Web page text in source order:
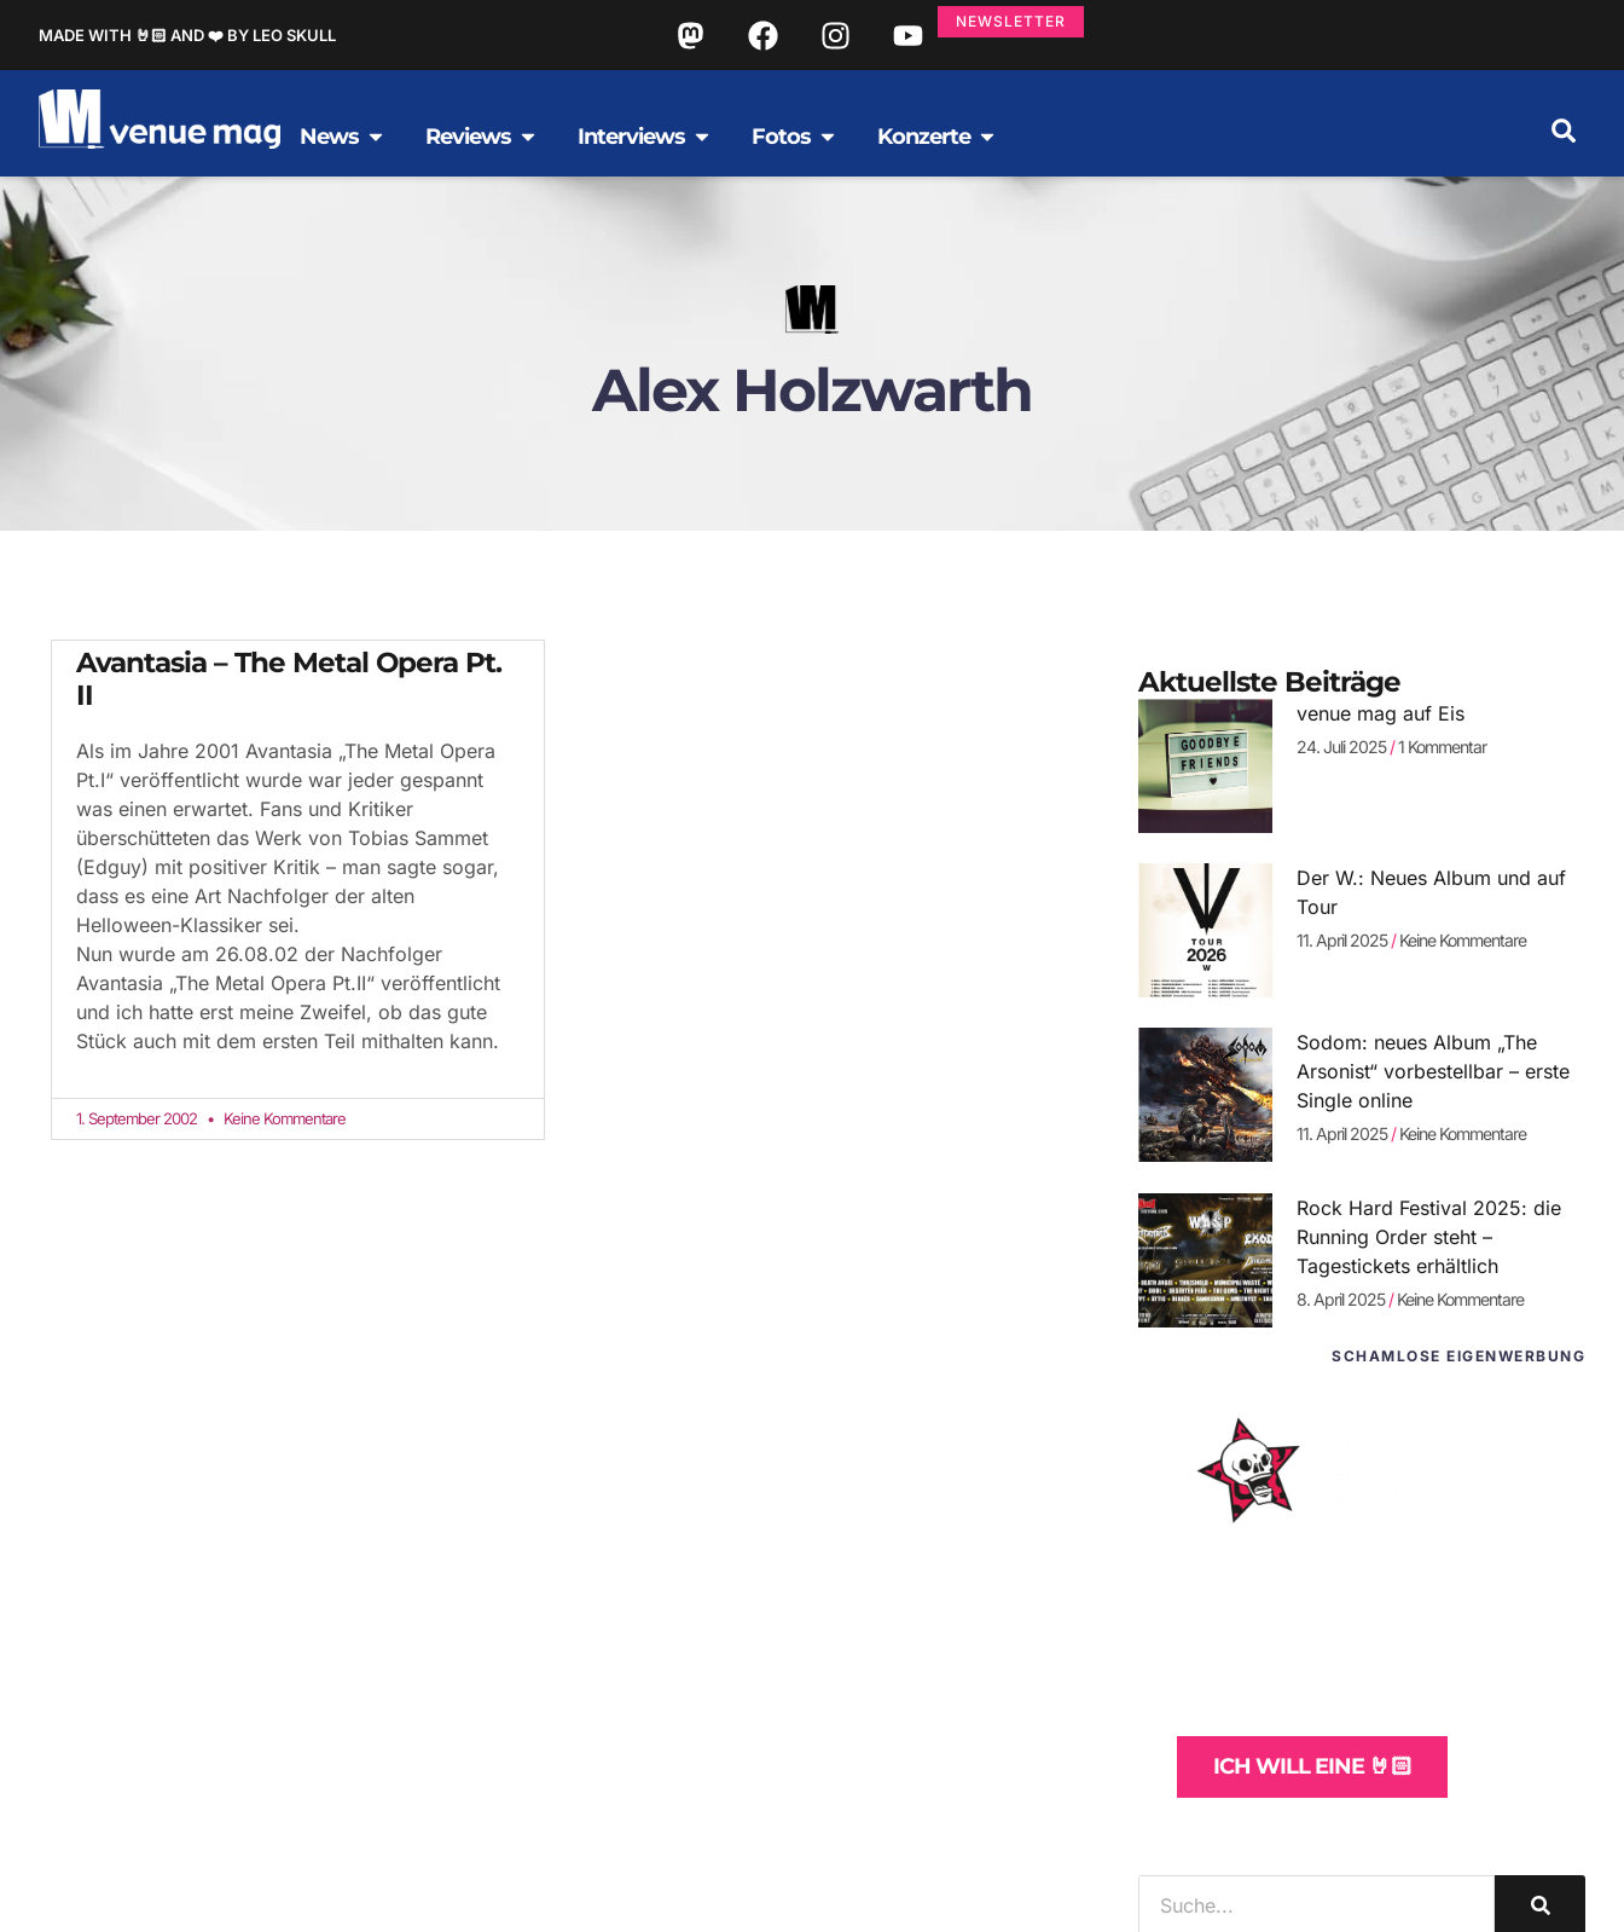
MADE WITH 🤘🏻 AND ❤️ BY LEO SKULL
NEWSLETTER
News Reviews Interviews Fotos Konzerte
Alex Holzwarth
Avantasia – The Metal Opera Pt.
II
Als im Jahre 2001 Avantasia „The Metal Opera
Pt.I“ veröffentlicht wurde war jeder gespannt
was einen erwartet. Fans und Kritiker
überschütteten das Werk von Tobias Sammet
(Edguy) mit positiver Kritik – man sagte sogar,
dass es eine Art Nachfolger der alten
Helloween-Klassiker sei.
Nun wurde am 26.08.02 der Nachfolger
Avantasia „The Metal Opera Pt.II“ veröffentlicht
und ich hatte erst meine Zweifel, ob das gute
Stück auch mit dem ersten Teil mithalten kann.
1. September 2002 Keine Kommentare
Aktuellste Beiträge
venue mag auf Eis
24. Juli 2025 1 Kommentar
Der W.: Neues Album und auf
Tour
11. April 2025 Keine Kommentare
Sodom: neues Album „The
Arsonist“ vorbestellbar – erste
Single online
11. April 2025 Keine Kommentare
Rock Hard Festival 2025: die
Running Order steht –
Tagestickets erhältlich
8. April 2025 Keine Kommentare
SCHAMLOSE EIGENWERBUNG
ICH WILL EINE 🤘🏻